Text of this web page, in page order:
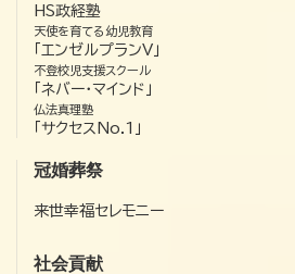
HS政経塾
天使を育てる幼児教育
「エンゼルプランV」
不登校児支援スクール
「ネバー・マインド」
仏法真理塾
「サクセスNo.1」
冠婚葬祭
来世幸福セレモニー
社会貢献